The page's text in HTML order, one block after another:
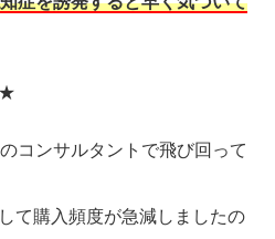
コンサルタントで飛び回って
て購入頻度が急減しましたの